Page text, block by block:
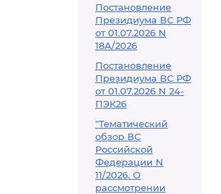
Постановление
Президиума ВС РФ
от 01.07.2026 N
18А/2026
Постановление
Президиума ВС РФ
от 01.07.2026 N 24-
ПЭК26
"Тематический
обзор ВС
Российской
Федерации N
11/2026. О
рассмотрении